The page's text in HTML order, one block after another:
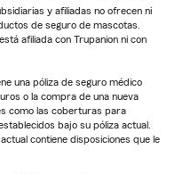
y afiliadas no ofrecen ni
de seguro de mascotas.
afiliada con Trupanion ni con
una póliza de seguro médico
o la compra de una nueva
como las coberturas para
bajo su póliza actual.
contiene disposiciones que le